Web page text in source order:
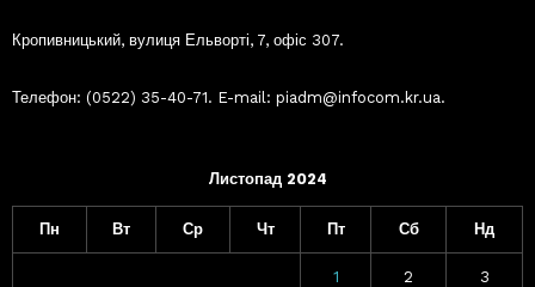
Кропивницький, вулиця Ельворті, 7, офіс 307.
Телефон: (0522) 35-40-71. E-mail: piadm@infocom.kr.ua.
Листопад 2024
Пн Вт Ср Чт Пт Сб Нд
1 2 3